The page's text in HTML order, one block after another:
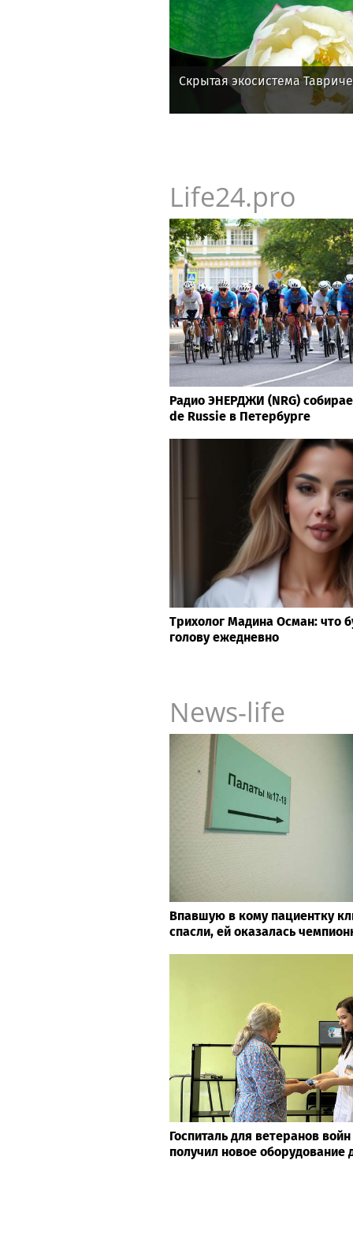
Скрытая экосистема
Life24.pro
Радио ЭНЕРДЖИ (NRG)
de Russie в Петербурге
Трихолог Мадина Осман: что
голову ежедневно
News-life
Впавшую в кому пациентку
спасли, ей оказалась
Госпиталь для ветеранов
получил новое оборудование